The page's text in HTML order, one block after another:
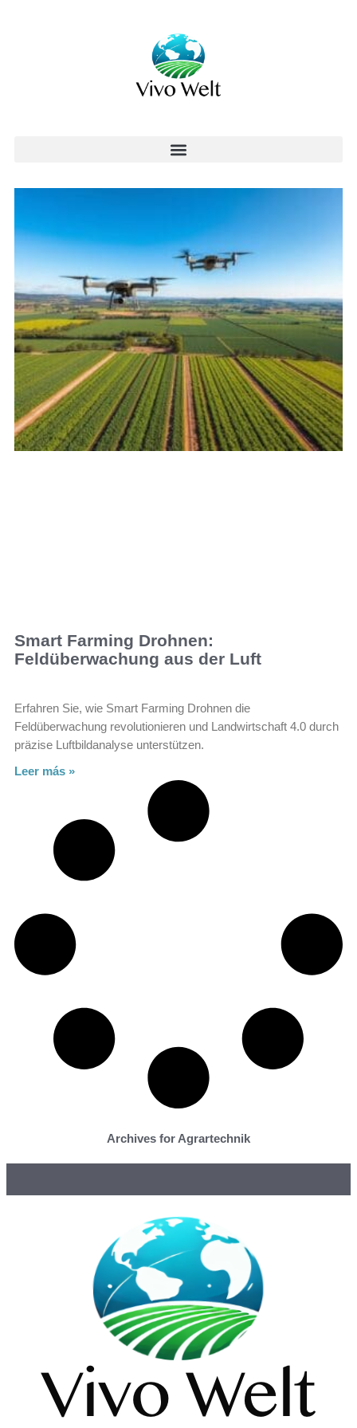
Smart Farming Drohnen:
Feldüberwachung aus der Luft
Erfahren Sie, wie Smart Farming Drohnen die
Feldüberwachung revolutionieren und Landwirtschaft 4.0 durch
präzise Luftbildanalyse unterstützen.
Leer más »
Archives for Agrartechnik